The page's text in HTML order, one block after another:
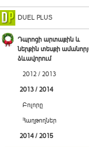
DUEL PLUS
Դպրոցի արտաքին և
ներքին տեսքի
ձևավորում
2012 / 2013
2013 / 2014
Բոլորը
Հաղթողներ
2014 / 2015